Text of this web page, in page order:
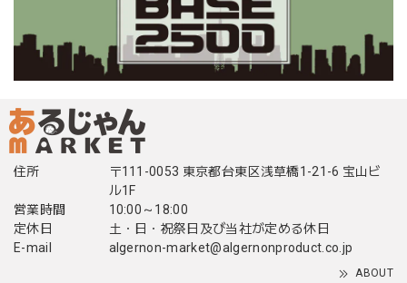
住所
〒111-0053 東京都台東区浅草橋1-21-6 宝山ビ
ル1F
営業時間
10:00～18:00
定休日
土・日・祝祭日及び当社が定める休日
E-mail
algernon-market@algernonproduct.co.jp
ABOUT